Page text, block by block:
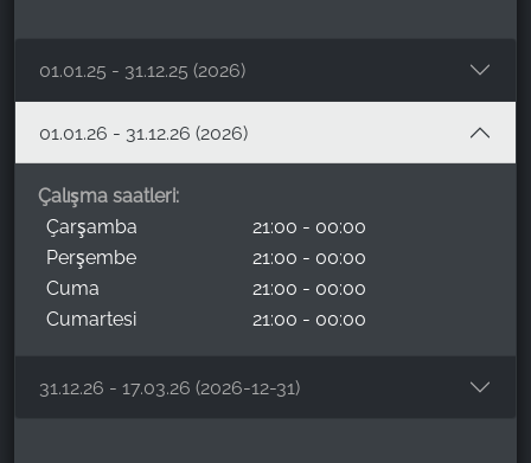
01.01.25 - 31.12.25 (2026)
01.01.26 - 31.12.26 (2026)
Çalışma saatleri:
Çarşamba
21:00 - 00:00
Perşembe
21:00 - 00:00
Cuma
21:00 - 00:00
Cumartesi
21:00 - 00:00
31.12.26 - 17.03.26 (2026-12-31)